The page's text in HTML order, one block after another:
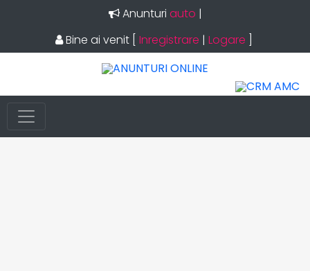
Anunturi auto |
Bine ai venit
Inregistrare | Logare